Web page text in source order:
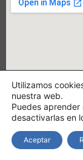
Utilizamos
nuestra web.
Puedes
desactivarlas en
Aceptar